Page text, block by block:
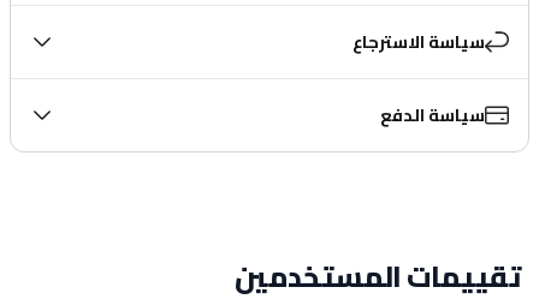
سياسة الاسترجاع
سياسة الدفع
تقييمات المستخدمين